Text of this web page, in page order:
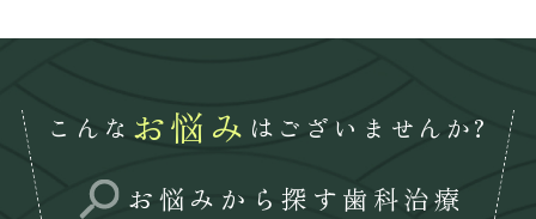
こんな お悩み はございませんか?
お悩みから探す歯科治療